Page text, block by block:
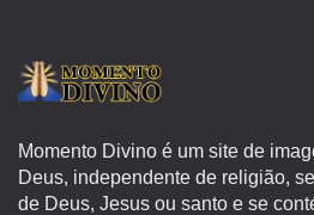
Momento Divino é um site de
Deus, independente de religião,
de Deus, Jesus ou santo e se